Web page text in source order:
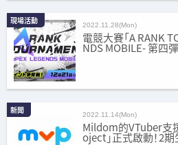
現場活動 2022.11.28(Mon)
電競大賽「A RANK
NDS MOBILE- 第四
新聞 2022.11.14(Mon)
Mildom的VTuber支
oject」正式啟動！2期